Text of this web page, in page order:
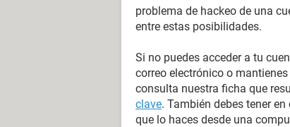
problema de hackeo de una
entre estas posibilidades.
Si no puedes acceder a tu
correo electrónico o
consulta nuestra ficha que
clave. También debes tener
que lo haces desde una